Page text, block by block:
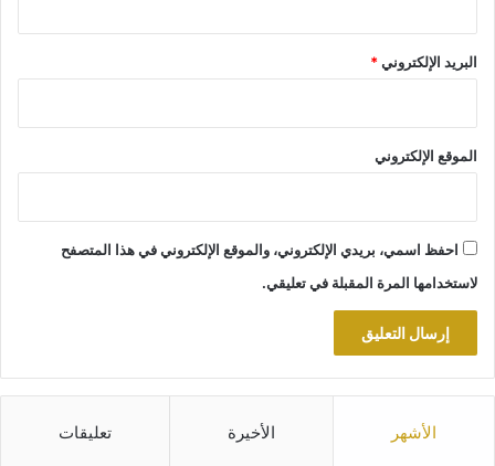
البريد الإلكتروني*
الموقع الإلكتروني
احفظ اسمي، بريدي الإلكتروني، والموقع الإلكتروني في هذا المتصفح
لاستخدامها المرة المقبلة في تعليقي.
الأشهر الأخيرة تعليقات